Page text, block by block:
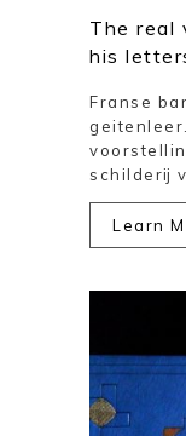
The real
his
Franse
schilderij
Learn